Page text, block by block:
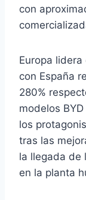
con
Europa
con España
280%
modelos
los
tras las
la llegada de
en la planta